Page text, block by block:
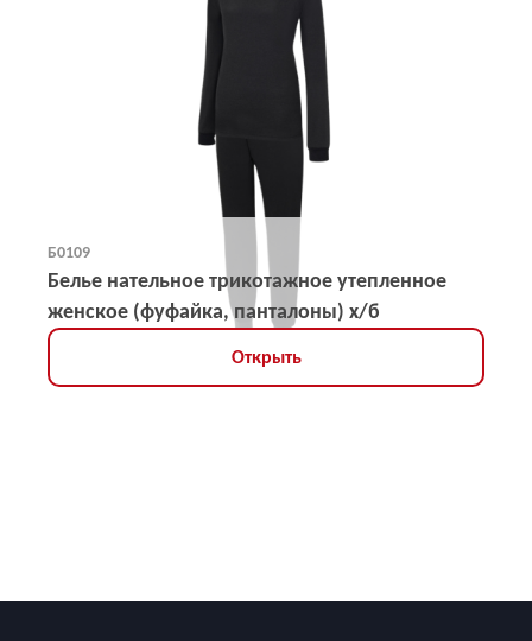
Б0109
Белье нательное трикотажное утепленное
женское (фуфайка, панталоны) х/б
Открыть